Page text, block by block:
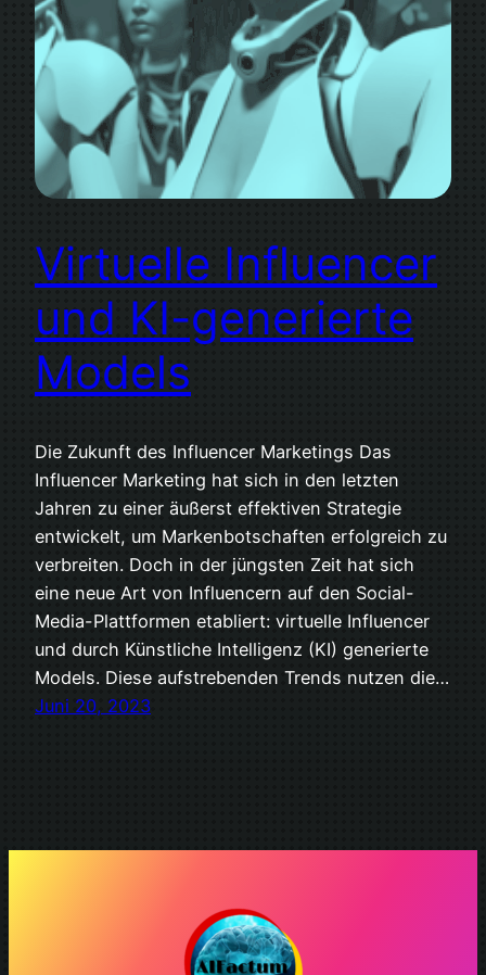
Virtuelle Influencer
und KI-generierte
Models
Die Zukunft des Influencer Marketings Das
Influencer Marketing hat sich in den letzten
Jahren zu einer äußerst effektiven Strategie
entwickelt, um Markenbotschaften erfolgreich zu
verbreiten. Doch in der jüngsten Zeit hat sich
eine neue Art von Influencern auf den Social-
Media-Plattformen etabliert: virtuelle Influencer
und durch Künstliche Intelligenz (KI) generierte
Models. Diese aufstrebenden Trends nutzen die…
Juni 20, 2023